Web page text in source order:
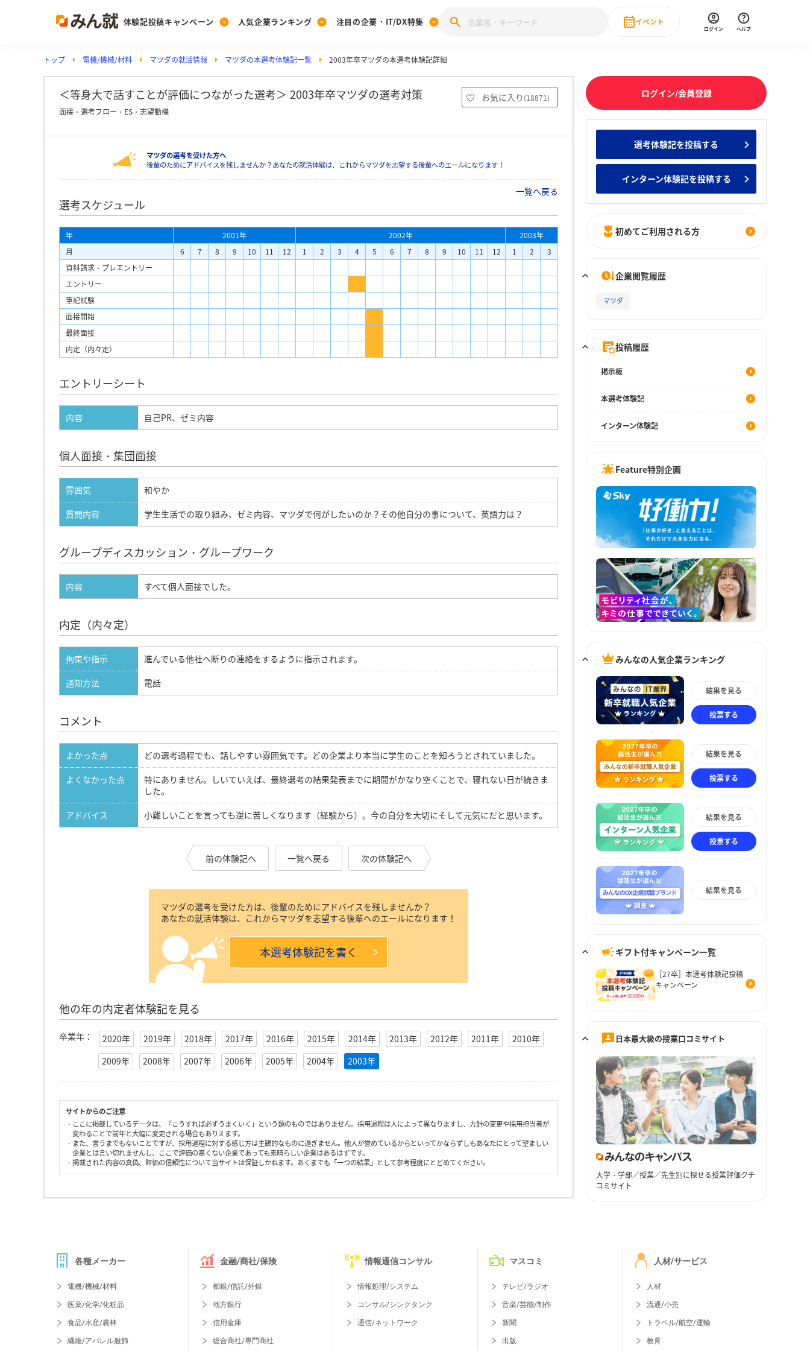
体験記投稿キャンペーン
Post
投稿する
[27卒] 本選考体験記投稿キャンペーン
人気企業ランキング
Ranking
ランキングを見る
みんなのDX企業就職ブランド調査
Vote
投票する
みんなの新卒就職人気企業ランキング みんなのインターン人気企業ランキ
注目の企業・IT/DX特集
PickUp
注目の企業特集
28卒 IT・DX現場社員インタビュー
イベント
直近のイベント一覧
ログイン ヘルプ
トップ 電機/機械/材料 マツダの就活情報 マツダの本選考体験記一覧 2003年卒マツダの本選考体験記詳細
＜等身大で話すことが評価につながった選考＞ 2003年卒マツダの選考対策 お気に入り (18871)
面接・選考フロー・ES・志望動機
マツダの選考を受けた方へ
後輩のためにアドバイスを残しませんか？あなたの就活体験は、これからマツダを志望する後輩へのエールになります！
一覧へ戻る
選考スケジュール
年 2001年 2002年
2003年
月
6 7 8 9 10 11 12 1 2 3 4 5 6 7 8 9 10 11 12 1 2
3
資料請求・プレエントリー
エントリー
筆記試験
面接開始
最終面接
内定（内々定）
エントリーシート
内容 自己PR、ゼミ内容
個人面接・集団面接
雰囲気
和やか
質問内容
学生生活での取り組み、ゼミ内容、マツダで何がしたいのか？その他自分の事について、英語力は？
グループディスカッション・グループワーク
内容 すべて個人面接でした。
内定（内々定）
拘束や指示
進んでいる他社へ断りの連絡をするように指示されます。
通知方法
電話
コメント
よかった点
どの選考過程でも、話しやすい雰囲気です。どの企業より本当に学生のことを知ろうとされていました。
よくなかった点
特にありません。しいていえば、最終選考の結果発表までに期間がかなり空くことで、寝れない日が続きま
した。
アドバイス
小難しいことを言っても逆に苦しくなります（経験から）。今の自分を大切にそして元気にだと思います。
前の体験記へ 一覧へ戻る 次の体験記へ
マツダの選考を受けた方は、後輩のためにアドバイスを残しませんか？
あなたの就活体験は、これからマツダを志望する後輩へのエールになります！
本選考体験記を書く
他の年の内定者体験記を見る
卒業年： 2020年 2019年 2018年 2017年 2016年 2015年 2014年 2013年 2012年 2011年
2010年
2009年
2008年 2007年 2006年 2005年 2004年 2003年
サイトからのご注意
・ここに掲載しているデータは、「こうすれば必ずうまくいく」という類のものではありません。採用過程は人によって異なりますし、方針の変更や採用担当者が
変わることで前年と大幅に変更される場合もありえます。
・また、言うまでもないことですが、採用過程に対する感じ方は主観的なものに過ぎません。他人が誉めているからといってかならずしもあなたにとって望ましい
企業とは言い切れませんし、ここで評価の高くない企業であっても素晴らしい企業はあるはずです。
・掲載された内容の真偽、評価の信頼性について当サイトは保証しかねます。あくまでも「一つの結果」として参考程度にとどめてください。
ログイン/会員登録
選考体験記を投稿する
インターン体験記を投稿する
初めてご利用される方
企業閲覧履歴
マツダ
投稿履歴
掲示板
本選考体験記
インターン体験記
Feature特別企画
みんなの人気企業ランキング
結果を見る
投票する
結果を見る
投票する
結果を見る
投票する
結果を見る
ギフト付キャンペーン一覧
［27卒］本選考体験記投稿
キャンペーン
日本最大級の授業口コミサイト
大学・学部／授業／先生別に探せる授業評価クチ
コミサイト
各種メーカー
電機/機械/材料
医薬/化学/化粧品
食品/水産/農林
繊維/アパレル服飾
金融/商社/保険
都銀/信託/外銀
地方銀行
信用金庫
総合商社/専門商社
情報通信コンサル
情報処理/システム
コンサル/シンクタンク
通信/ネットワーク
マスコミ
テレビ/ラジオ
音楽/芸能/制作
新聞
出版
人材/サービス
人材
流通/小売
トラベル/航空/運輸
教育